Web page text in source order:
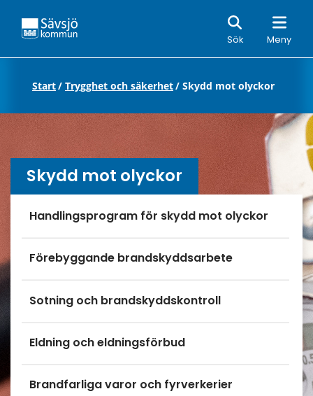
Sök Meny
Sök
Start/ Trygghet och säkerhet/ Skydd mot olyckor
Skydd mot olyckor
Handlingsprogram för skydd mot olyckor
Förebyggande brandskyddsarbete
Sotning och brandskyddskontroll
Eldning och eldningsförbud
Brandfarliga varor och fyrverkerier